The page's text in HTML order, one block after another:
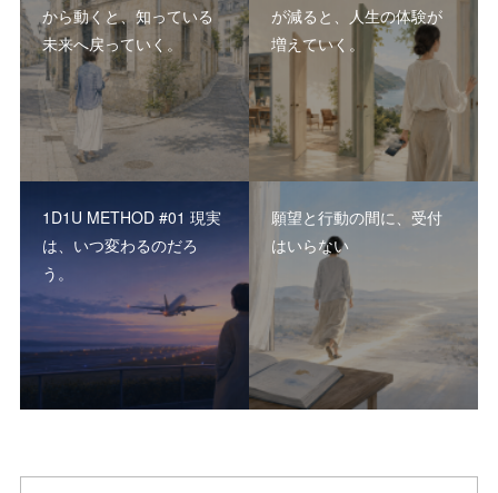
から動くと、知っている
未来へ戻っていく。
が減ると、人生の体験が
増えていく。
1D1U METHOD #01 現実
は、いつ変わるのだろ
う。
願望と行動の間に、受付
はいらない